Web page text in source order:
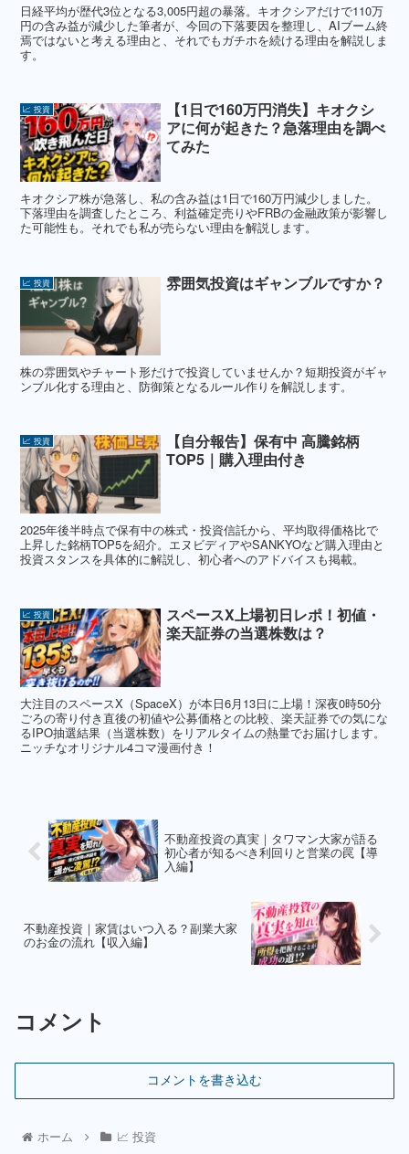
日経平均が歴代3位となる3,005円超の暴落。キオクシアだけで110万
円の含み益が減少した筆者が、今回の下落要因を整理し、AIブーム終
焉ではないと考える理由と、それでもガチホを続ける理由を解説しま
す。
📈 投資
【1日で160万円消失】キオクシ
アに何が起きた？急落理由を調べ
てみた
キオクシア株が急落し、私の含み益は1日で160万円減少しました。
下落理由を調査したところ、利益確定売りやFRBの金融政策が影響し
た可能性も。それでも私が売らない理由を解説します。
📈 投資 雰囲気投資はギャンブルですか？
株の雰囲気やチャート形だけで投資していませんか？短期投資がギャ
ンブル化する理由と、防御策となるルール作りを解説します。
📈 投資
【自分報告】保有中 高騰銘柄
TOP5｜購入理由付き
2025年後半時点で保有中の株式・投資信託から、平均取得価格比で
上昇した銘柄TOP5を紹介。エヌビディアやSANKYOなど購入理由と
投資スタンスを具体的に解説し、初心者へのアドバイスも掲載。
📈 投資
スペースX上場初日レポ！初値・
楽天証券の当選株数は？
大注目のスペースX（SpaceX）が本日6月13日に上場！深夜0時50分
ごろの寄り付き直後の初値や公募価格との比較、楽天証券での気にな
るIPO抽選結果（当選株数）をリアルタイムの熱量でお届けします。
ニッチなオリジナル4コマ漫画付き！
不動産投資の真実｜タワマン大家が語る
初心者が知るべき利回りと営業の罠【導
入編】
不動産投資｜家賃はいつ入る？副業大家
のお金の流れ【収入編】
コメント
コメントを書き込む
ホーム 📈 投資